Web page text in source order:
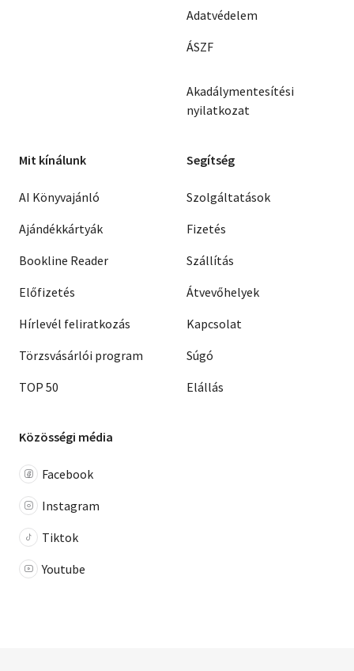
Adatvédelem
ÁSZF
Akadálymentesítési
nyilatkozat
Mit kínálunk
AI Könyvajánló
Ajándékkártyák
Bookline Reader
Előfizetés
Hírlevél feliratkozás
Törzsvásárlói program
TOP 50
Segítség
Szolgáltatások
Fizetés
Szállítás
Átvevőhelyek
Kapcsolat
Súgó
Elállás
Közösségi média
Facebook
Instagram
Tiktok
Youtube